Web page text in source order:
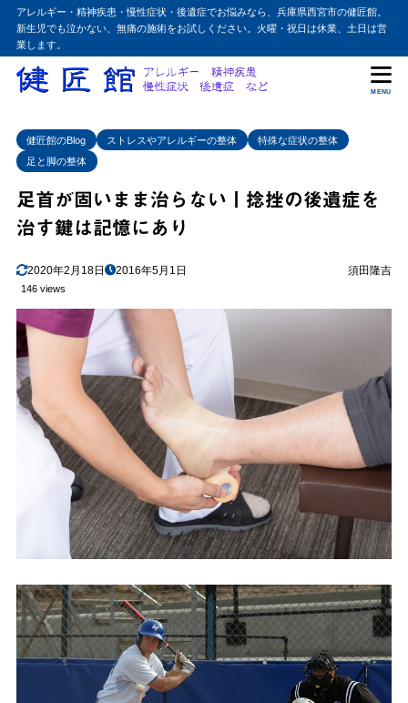
アレルギー・精神疾患・慢性症状・後遺症でお悩みなら、兵庫県西宮市の健匠館。
新生児でも泣かない、無痛の施術をお試しください。火曜・祝日は休業、土日は営
業します。
MENU
健匠館のBlog ストレスやアレルギーの整体
特殊な症状の整体
足と脚の整体
足首が固いまま治らない丨捻挫の後遺症を
治す鍵は記憶にあり
2020年2月18日 2016年5月1日 須田隆吉
146 views